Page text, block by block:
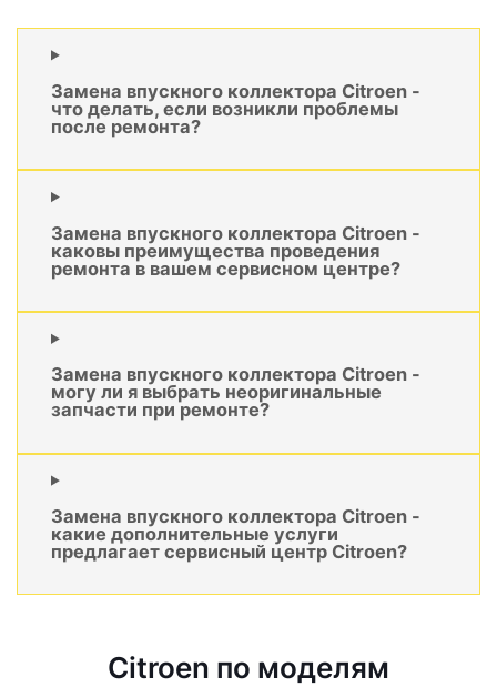
Замена впускного коллектора Citroen -
что делать, если возникли проблемы
после ремонта?
Замена впускного коллектора Citroen -
каковы преимущества проведения
ремонта в вашем сервисном центре?
Замена впускного коллектора Citroen -
могу ли я выбрать неоригинальные
запчасти при ремонте?
Замена впускного коллектора Citroen -
какие дополнительные услуги
предлагает сервисный центр Citroen?
Citroen по моделям